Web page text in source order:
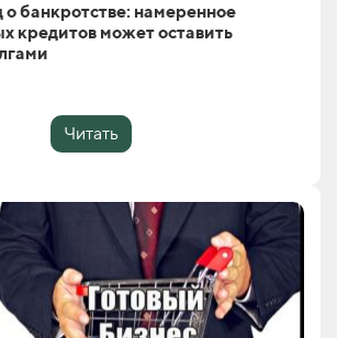
о банкротстве: намеренное
кредитов может оставить
Читать